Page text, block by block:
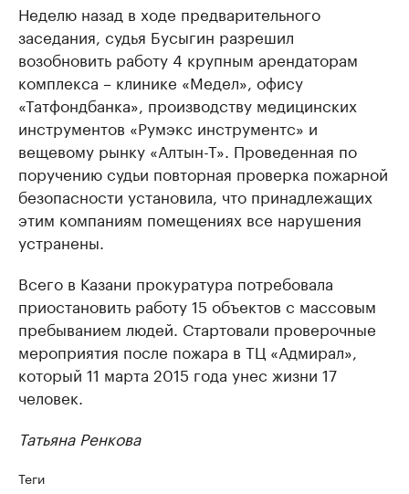
Неделю назад в ходе предварительного
заседания, судья Бусыгин разрешил
возобновить работу 4 крупным арендаторам
комплекса – клинике «Медел», офису
«Татфондбанка», производству медицинских
инструментов «Румэкс инструментс» и
вещевому рынку «Алтын-Т». Проведенная по
поручению судьи повторная проверка пожарной
безопасности установила, что принадлежащих
этим компаниям помещениях все нарушения
устранены.
Всего в Казани прокуратура потребовала
приостановить работу 15 объектов с массовым
пребыванием людей. Стартовали проверочные
мероприятия после пожара в ТЦ «Адмирал»,
который 11 марта 2015 года унес жизни 17
человек.
Татьяна Ренкова
Теги